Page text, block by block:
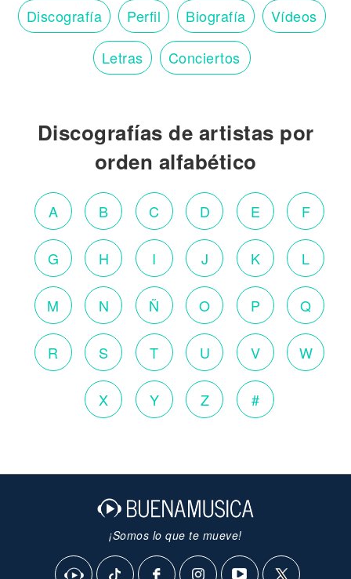
Discografía Perfil Biografía Vídeos
Letras Conciertos
Discografías de artistas por
orden alfabético
A B C D E F
G H I J K L
M N Ñ O P Q
R S T U V W
X Y Z #
¡Somos lo que te mueve!